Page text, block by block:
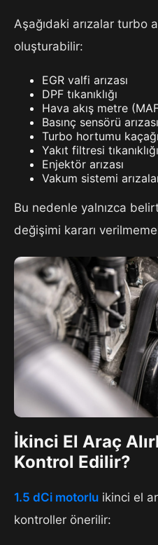
Aşağıdaki arızalar turbo
oluşturabilir:
EGR valfi arızası
DPF tıkanıklığı
Hava akış metre
Basınç sensörü arızası
Turbo hortumu kaçağı
Yakıt filtresi tıkanıklığı
Enjektör arızası
Vakum sistemi
Bu nedenle yalnızca
değişimi kararı
İkinci El Araç
Kontrol Edilir?
1.5 dCi motorlu ikinci el
kontroller önerilir: